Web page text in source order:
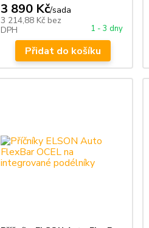
3 890 Kč/sada
3 214,88 Kč bez
DPH
1 - 3 dny
Přidat do košíku